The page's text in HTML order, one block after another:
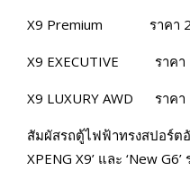
X9 Premium ราคา
X9 EXECUTIVE ราคา
X9 LUXURY AWD ราค
สัมผัสรถตู้ไฟฟ้าทรงสปอร์ต
XPENG X9’ และ ‘New